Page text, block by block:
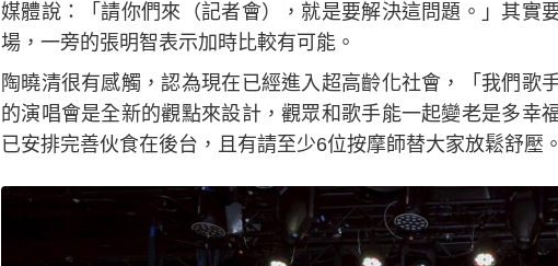
媒體說：「請你們來（記者會），就是要解決這問題。」其實
場，一旁的張明智表示加時比較有可能。
陶曉清很有感觸，認為現在已經進入超高齡化社會，「我們歌
的演唱會是全新的觀點來設計，觀眾和歌手能一起變老是多幸
已安排完善伙食在後台，且有請至少6位按摩師替大家放鬆舒壓